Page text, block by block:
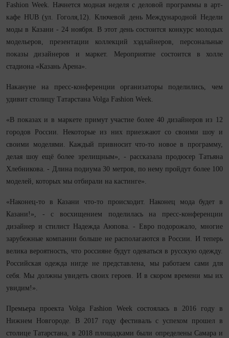
Fashion Week. Начнется модная неделя с деловой программы в арт-
кафе HUB (ул. Гоголя,12). Ключевой день Международной Недели
моды в Казани - 24 ноября. В этот день состоится конкурс молодых
модельеров, презентации коллекций хэдлайнеров, персональные
показы дизайнеров и маркет. Мероприятие состоится в холле
стадиона «Казань Арена».
Накануне на пресс-конференции организаторы поделились, чем
удивит столицу Татарстана Volga Fashion Week.
«В показах и в маркете примут участие более 40 дизайнеров из 12
городов России. Некоторые из них приезжают со своими шоу и
своими моделями. Каждый привносит что-то новое в программу,
делая шоу ещё более зрелищным», - рассказала продюсер Татьяна
Хлебникова. - Длина подиума 30 метров, по нему пройдут более 100
моделей, которых мы отбирали на кастинге».
«Наконец-то в Казани что-то происходит. Наконец мода будет в
Казани!», - с восхищением поделилась на пресс-конференции
дизайнер и стилист Надежда Аюпова. - Евро подорожало, многие
зарубежные компании больше не располагаются в России. И теперь
велика вероятность, что россияне будут одеваться в русскую одежду.
Российская одежда нигде не представлена, мы работаем сами для
себя. Мы должны увидеть своих героев. И в скором времени мы их
увидим!».
Премьера проекта Volga Fashion Week состоялась в 2016 году в
Нижнем Новгороде. В 2017 году фестиваль с успехом прошел в
столице Татарстана, в 2018 площадками были определены Самара и